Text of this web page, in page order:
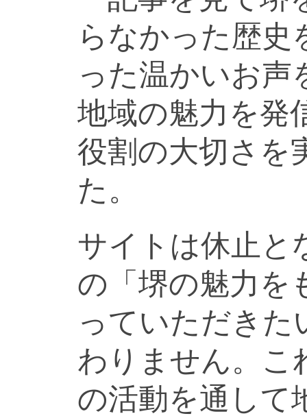
らなかった歴史
った温かいお声
地域の魅力を発
役割の大切さを
た。
サイトは休止と
の「堺の魅力を
っていただきた
わりません。こ
の活動を通して